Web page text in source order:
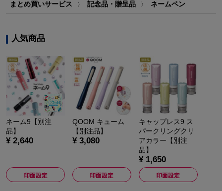
まとめ買いサービス
〉 記念品・贈呈品 〉 ネームペン
人気商品
ネーム9【別注
品】
¥ 2,640
印面設定
QOOM キューム
【別注品】
¥ 3,080
印面設定
キャップレス9 ス
パークリングクリ
アカラー【別注
品】
¥ 1,650
印面設定